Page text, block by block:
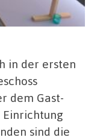
in der ersten
dem Gast-
Einrichtung
sind die